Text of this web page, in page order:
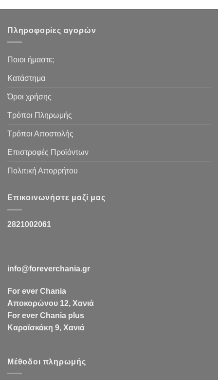
Πληροφορίες αγορών
Ποιοι ήμαστε;
Κατάστημα
Όροι χρήσης
Τρόποι Πληρωμής
Τρόποι Αποστολής
Επιστροφές Προϊόντων
Πολιτική Απορρήτου
Επικοινωνήστε μαζί μας
2821002061
info@foreverchania.gr
For ever Chania
Αποκορώνου 12, Χανιά
For ever Chania plus
Καραϊσκάκη 9, Χανιά
Μέθοδοι πληρωμής